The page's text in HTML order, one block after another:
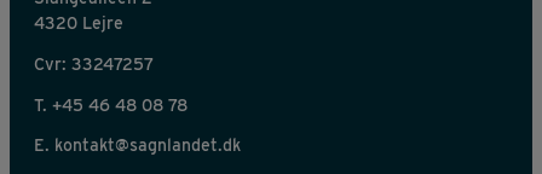
4320 Lejre
Cvr: 33247257
T. +45 46 48 08 78
E. kontakt@sagnlandet.dk